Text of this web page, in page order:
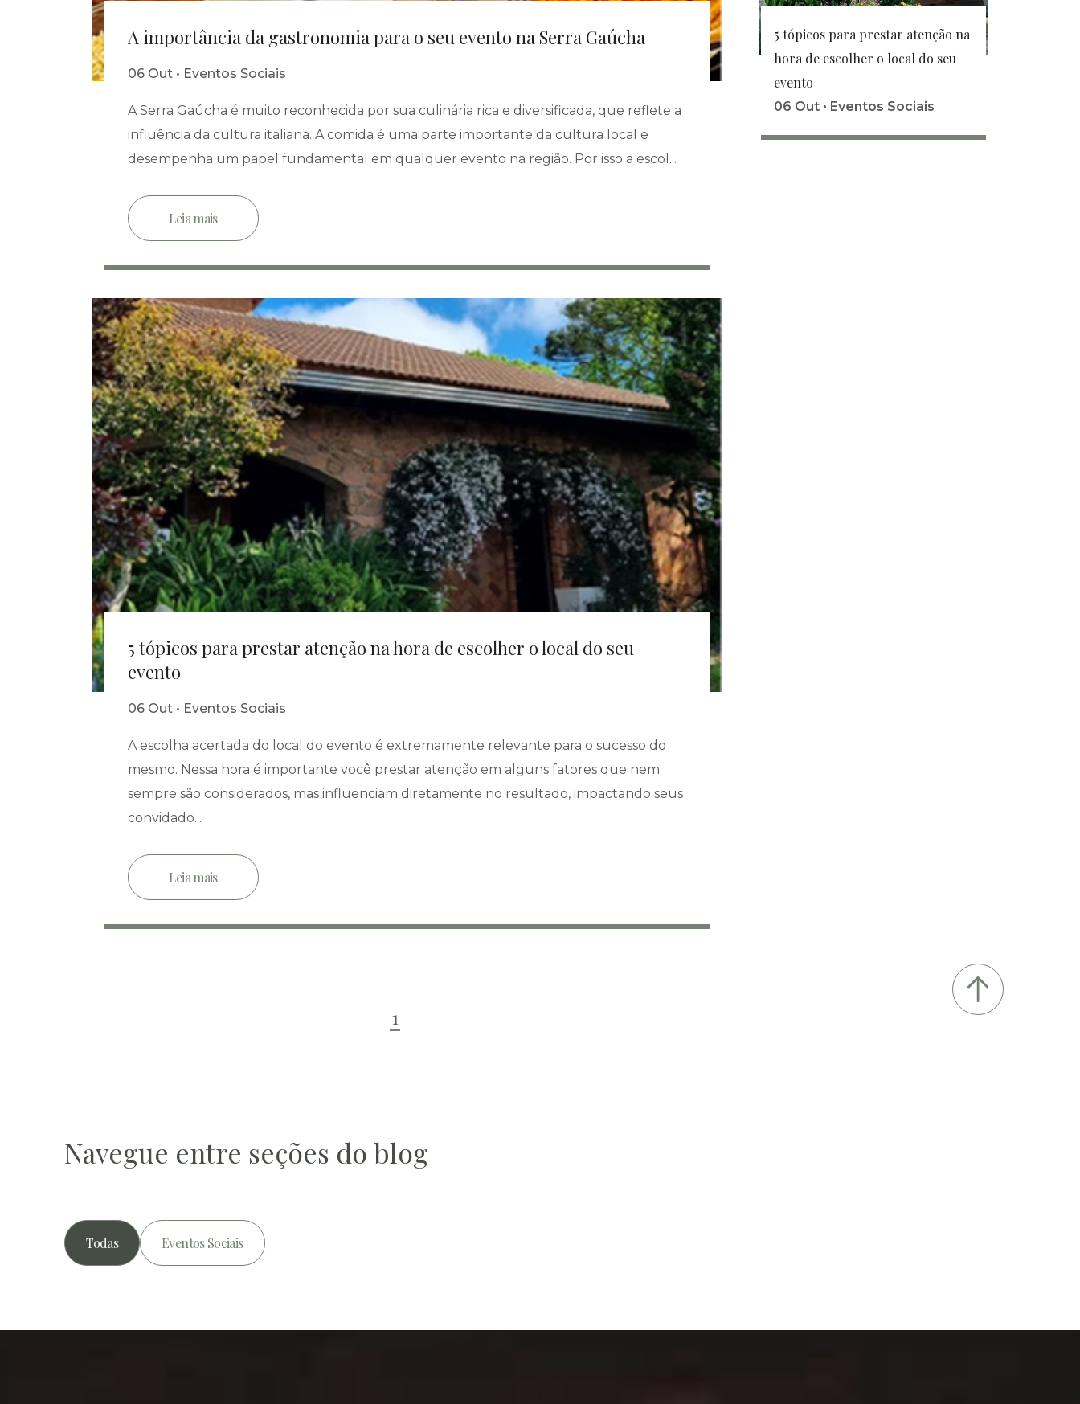
A importância da gastronomia para o seu evento na Serra Gaúcha
06 Out • Eventos Sociais
A Serra Gaúcha é muito reconhecida por sua culinária rica e diversificada, que reflete a
influência da cultura italiana. A comida é uma parte importante da cultura local e
desempenha um papel fundamental em qualquer evento na região. Por isso a escol...
Leia mais
5 tópicos para prestar atenção na hora de escolher o local do seu
evento
06 Out • Eventos Sociais
A escolha acertada do local do evento é extremamente relevante para o sucesso do
mesmo. Nessa hora é importante você prestar atenção em alguns fatores que nem
sempre são considerados, mas influenciam diretamente no resultado, impactando seus
convidado...
Leia mais
5 tópicos para prestar atenção na
hora de escolher o local do seu
evento
06 Out • Eventos Sociais
1
Navegue entre seções do blog
Todas Eventos Sociais